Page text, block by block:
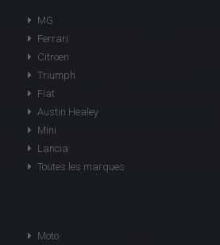
MG
Ferrari
Citroen
Triumph
Fiat
Austin Healey
Mini
Lancia
Toutes les marques
Moto